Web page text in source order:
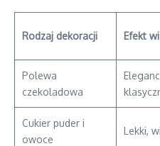
Rodzaj dekoracji Efekt
Polewa
czekoladowa
Cukier puder i
owoce
Lekki,